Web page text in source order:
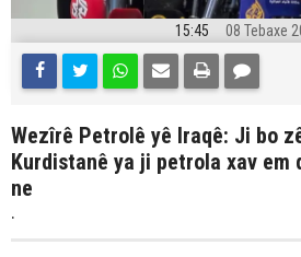
15:45 08 Tebaxe
Wezîrê Petrolê yê Iraqê: Ji bo
Kurdistanê ya ji petrola xav em
ne
.